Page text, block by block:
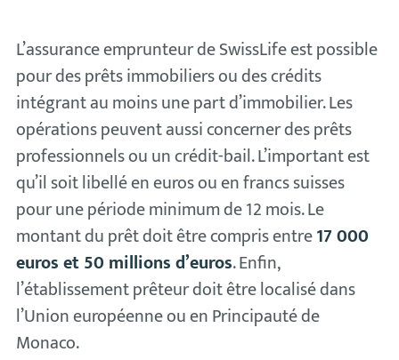
L’assurance emprunteur de SwissLife est possible
pour des prêts immobiliers ou des crédits
intégrant au moins une part d’immobilier. Les
opérations peuvent aussi concerner des prêts
professionnels ou un crédit-bail. L’important est
qu’il soit libellé en euros ou en francs suisses
pour une période minimum de 12 mois. Le
montant du prêt doit être compris entre17 000
euros et 50 millions d’euros. Enfin,
l’établissement prêteur doit être localisé dans
l’Union européenne ou en Principauté de
Monaco.